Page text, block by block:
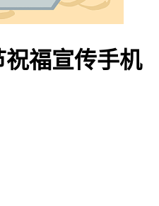
福宣传手机